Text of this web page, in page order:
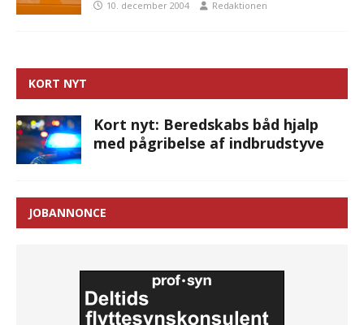
10. december 2004 Redaktionen
KORT NYT
Kort nyt: Beredskabs båd hjalp
med pågribelse af indbrudstyve
JOBANNONCE